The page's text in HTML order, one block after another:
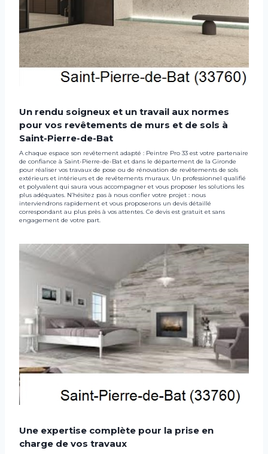
Un rendu soigneux et un travail aux normes
pour vos revêtements de murs et de sols à
Saint-Pierre-de-Bat
A chaque espace son revêtement adapté : Peintre Pro 33 est votre partenaire
de confiance à Saint-Pierre-de-Bat et dans le département de la Gironde
pour réaliser vos travaux de pose ou de rénovation de revêtements de sols
extérieurs et intérieurs et de revêtements muraux. Un professionnel qualifié
et polyvalent qui saura vous accompagner et vous proposer les solutions les
plus adéquates. N’hésitez pas à nous confier votre projet : nous
interviendrons rapidement et vous proposerons un devis détaillé
correspondant au plus près à vos attentes. Ce devis est gratuit et sans
engagement de votre part.
Une expertise complète pour la prise en
charge de vos travaux